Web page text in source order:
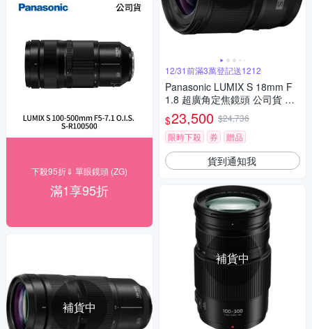
下殺95折⇓ 單眼鏡頭 (ZG)
滿1享95折
補貨中
12/31前滿3萬登記送1212
Panasonic LUMIX S 18mm F
1.8 超廣角定焦鏡頭 公司貨 S-
S18
$23,500 $24,736
限時下殺
券 贈品
貨到通知我
補貨中